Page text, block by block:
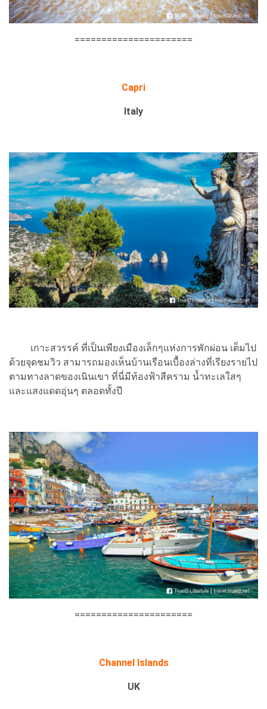
======================
Capri
Italy
เกาะสวรรค์ ที่เป็นเพียงเมืองเล็กๆแห่งการพักผ่อน เต็มไป
ด้วยจุดชมวิว สามารถมองเห็นบ้านเรือนเบื้องล่างที่เรียงรายไป
ตามทางลาดของเนินเขา ที่นี่มีท้องฟ้าสีคราม น้ำทะเลใสๆ
และแสงแดดอุ่นๆ ตลอดทั้งปี
======================
Channel Islands
UK